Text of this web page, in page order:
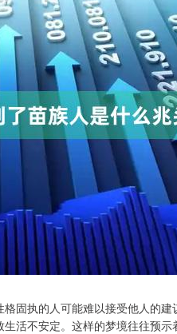
固执的人可能难以接受他人的
活不安定。这样的梦境往往预